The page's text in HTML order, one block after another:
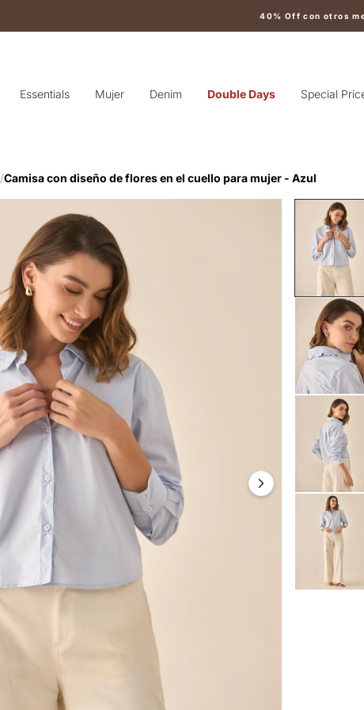
40% Off con otros
Essentials Mujer Denim Double Days Special
/Camisa con diseño de flores en el cuello para mujer - Azul